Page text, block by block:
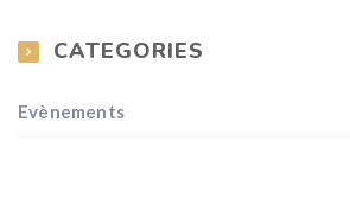
CATEGORIES
Evènements